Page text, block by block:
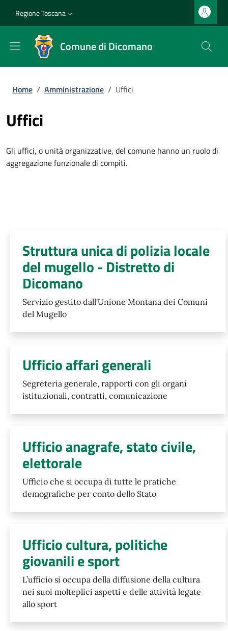
Slim top
Regione Toscana
Comune di Dicomano
Briciole di pane
Home / Amministrazione / Uffici
Uffici
Gli uffici, o unità organizzative, del comune hanno un ruolo di
aggregazione funzionale di compiti.
Struttura unica di polizia locale
del mugello - Distretto di
Dicomano
Servizio gestito dall'Unione Montana dei Comuni
del Mugello
Ufficio affari generali
Segreteria generale, rapporti con gli organi
istituzionali, contratti, comunicazione
Ufficio anagrafe, stato civile,
elettorale
Ufficio che si occupa di tutte le pratiche
demografiche per conto dello Stato
Ufficio cultura, politiche
giovanili e sport
L’ufficio si occupa della diffusione della cultura
nei suoi molteplici aspetti e delle attività legate
allo sport